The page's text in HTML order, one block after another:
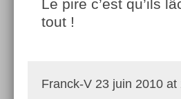
Le pire c’est qu’ils
tout !
Franck-V 23 juin 2010 at